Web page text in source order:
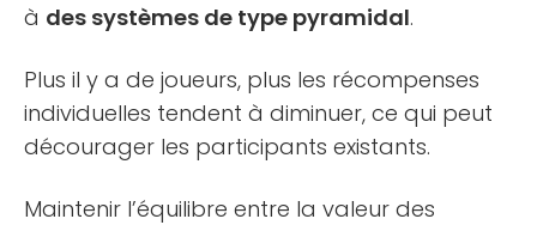
à des systèmes de type pyramidal.
Plus il y a de joueurs, plus les récompenses
individuelles tendent à diminuer, ce qui peut
décourager les participants existants.
Maintenir l’équilibre entre la valeur des